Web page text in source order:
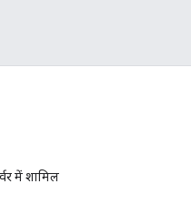
में शामिल